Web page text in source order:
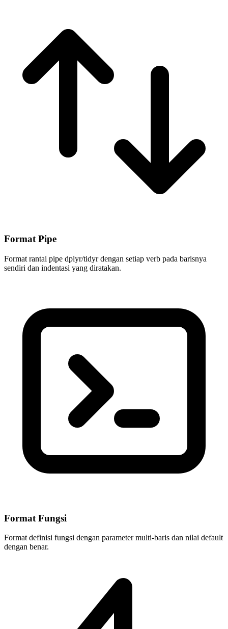
Format Pipe
Format rantai pipe dplyr/tidyr dengan setiap verb pada barisnya
sendiri dan indentasi yang diratakan.
Format Fungsi
Format definisi fungsi dengan parameter multi-baris dan nilai default
dengan benar.